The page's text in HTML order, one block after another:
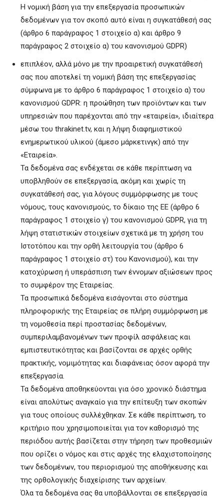
Η νομική βάση για την επεξεργασία προσωπικών
δεδομένων για τον σκοπό αυτό είναι η συγκατάθεσή σας
(άρθρο 6 παράγραφος 1 στοιχείο α) και άρθρο 9
παράγραφος 2 στοιχείο α) του κανονισμού GDPR)
επιπλέον, αλλά μόνο με την προαιρετική συγκατάθεσή
σας που αποτελεί τη νομική βάση της επεξεργασίας
σύμφωνα με το άρθρο 6 παράγραφος 1 στοιχείο α) του
κανονισμού GDPR: η προώθηση των προϊόντων και των
υπηρεσιών που παρέχονται από την «εταιρεία», ιδιαίτερα
μέσω του thrakinet.tv, και η λήψη διαφημιστικού
ενημερωτικού υλικού (άμεσο μάρκετινγκ) από την
«Εταιρεία».
Τα δεδομένα σας ενδέχεται σε κάθε περίπτωση να
υποβληθούν σε επεξεργασία, ακόμη και χωρίς τη
συγκατάθεσή σας, για λόγους συμμόρφωσης με τους
νόμους, τους κανονισμούς, το δίκαιο της ΕΕ (άρθρο 6
παράγραφος 1 στοιχείο γ) του κανονισμού GDPR, για τη
λήψη στατιστικών στοιχείων σχετικά με τη χρήση του
Ιστοτόπου και την ορθή λειτουργία του (άρθρο 6
παράγραφος 1 στοιχείο στ) του Κανονισμού), και την
κατοχύρωση ή υπεράσπιση των έννομων αξιώσεων προς
το συμφέρον της Εταιρείας.
Τα προσωπικά δεδομένα εισάγονται στο σύστημα
πληροφορικής της Εταιρείας σε πλήρη συμμόρφωση με
τη νομοθεσία περί προστασίας δεδομένων,
συμπεριλαμβανομένων των προφίλ ασφάλειας και
εμπιστευτικότητας και βασίζονται σε αρχές ορθής
πρακτικής, νομιμότητας και διαφάνειας όσον αφορά την
επεξεργασία.
Τα δεδομένα αποθηκεύονται για όσο χρονικό διάστημα
είναι απολύτως αναγκαίο για την επίτευξη των σκοπών
για τους οποίους συλλέχθηκαν. Σε κάθε περίπτωση, το
κριτήριο που χρησιμοποιείται για τον καθορισμό της
περιόδου αυτής βασίζεται στην τήρηση των προθεσμιών
που ορίζει ο νόμος και στις αρχές της ελαχιστοποίησης
των δεδομένων, του περιορισμού της αποθήκευσης και
της ορθολογικής διαχείρισης των αρχείων.
Όλα τα δεδομένα σας θα υποβάλλονται σε επεξεργασία